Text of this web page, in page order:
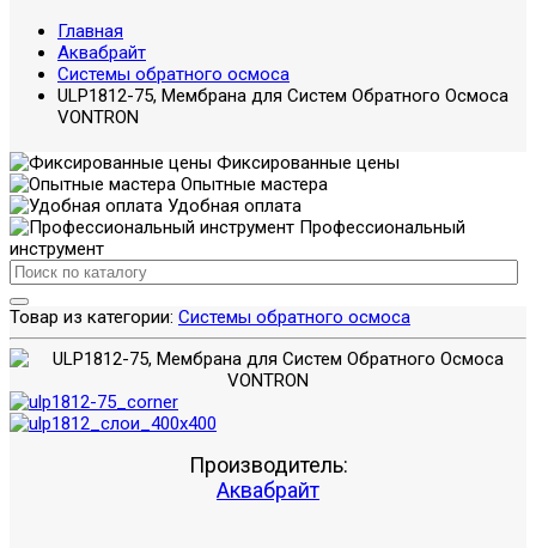
Главная
Аквабрайт
Системы обратного осмоса
ULP1812-75, Мембрана для Систем Обратного Осмоса
VONTRON
Фиксированные цены
Опытные мастера
Удобная оплата
Профессиональный
инструмент
Товар из категории: Системы обратного осмоса
Производитель:
Аквабрайт